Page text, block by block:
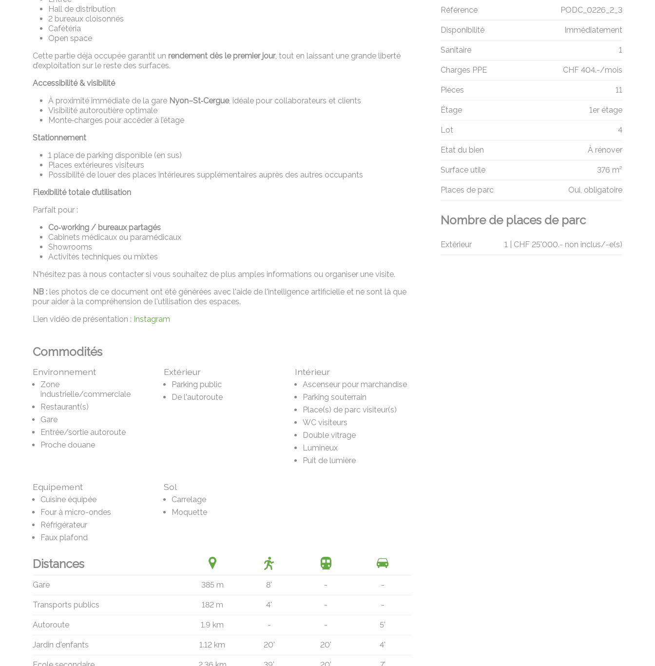
Hall de distribution
2 bureaux cloisonnés
Cafétéria
Open space
Cette partie déjà occupée garantit un rendement dès le premier jour, tout en laissant une grande liberté
d’exploitation sur le reste des surfaces.
Accessibilité & visibilité
À proximité immédiate de la gare Nyon–St‑Cergue, idéale pour collaborateurs et clients
Visibilité autoroutière optimale
Monte‑charges pour accéder à l’étage
Stationnement
1 place de parking disponible (en sus)
Places extérieures visiteurs
Possibilité de louer des places intérieures supplémentaires auprès des autres occupants
Flexibilité totale d’utilisation
Parfait pour :
Co‑working / bureaux partagés
Cabinets médicaux ou paramédicaux
Showrooms
Activités techniques ou mixtes
N'hésitez pas à nous contacter si vous souhaitez de plus amples informations ou organiser une visite.
NB : les photos de ce document ont été générées avec l'aide de l'intelligence artificielle et ne sont là que
pour aider à la compréhension de l'utilisation des espaces.
Lien vidéo de présentation : Instagram
Commodités
Environnement
Zone
industrielle/commerciale
Restaurant(s)
Gare
Entrée/sortie autoroute
Proche douane
Extérieur
Parking public
De l'autoroute
Intérieur
Ascenseur pour marchandise
Parking souterrain
Place(s) de parc visiteur(s)
WC visiteurs
Double vitrage
Lumineux
Puit de lumière
Equipement
Cuisine équipée
Four à micro-ondes
Réfrigérateur
Faux plafond
Sol
Carrelage
Moquette
Distances
Gare 385 m 8' - -
Transports publics 182 m 4' - -
Autoroute 1.9 km - - 5'
Jardin d'enfants 1.12 km 20' 20' 4'
Référence PODC_0226_2_3
Disponibilité Immédiatement
Sanitaire 1
Charges PPE CHF 404.-/mois
Pièces 11
Étage 1er étage
Lot 4
Etat du bien À rénover
Surface utile 376 m²
Places de parc Oui, obligatoire
Nombre de places de parc
Extérieur 1 | CHF 25'000.- non inclus/-e(s)